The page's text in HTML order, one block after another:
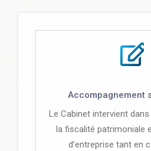
Accompagnement
Le Cabinet intervient
la fiscalité patrimoniale
d’entreprise tant en